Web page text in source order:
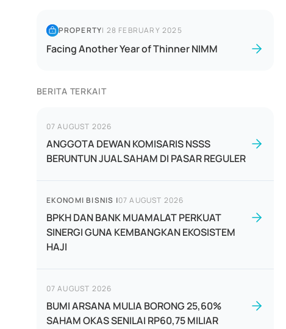
PROPERTY| 28 FEBRUARY 2025
Facing Another Year of Thinner NIMM
BERITA TERKAIT
07 AUGUST 2026
ANGGOTA DEWAN KOMISARIS NSSS
BERUNTUN JUAL SAHAM DI PASAR REGULER
EKONOMI BISNIS |07 AUGUST 2026
BPKH DAN BANK MUAMALAT PERKUAT
SINERGI GUNA KEMBANGKAN EKOSISTEM
HAJI
07 AUGUST 2026
BUMI ARSANA MULIA BORONG 25,60%
SAHAM OKAS SENILAI RP60,75 MILIAR